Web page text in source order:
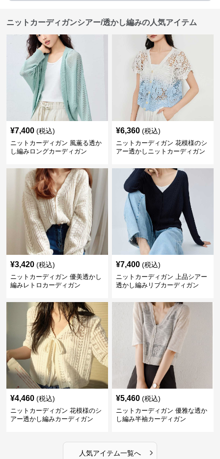
ニットカーディガンシアー/透かし編みの人気アイテム
¥7,400 (税込)
ニットカーディガン 風薫る透か
し編みロングカーディガン
¥6,360 (税込)
ニットカーディガン 花模様のシ
アー透かしニットカーディガン
¥3,420 (税込)
ニットカーディガン 優美透かし
編みレトロカーディガン
¥7,400 (税込)
ニットカーディガン 上品シアー
透かし編みリブカーディガン
¥4,460 (税込)
ニットカーディガン 花模様のシ
アー透かし編みカーディガン
¥5,460 (税込)
ニットカーディガン 優雅な透か
し編み半袖カーディガン
人気アイテム一覧へ ›